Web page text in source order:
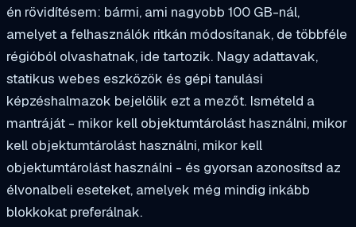
én rövidítésem: bármi, ami nagyobb 100 GB-nál,
amelyet a felhasználók ritkán módosítanak, de többféle
régióból olvashatnak, ide tartozik. Nagy adattavak,
statikus webes eszközök és gépi tanulási
képzéshalmazok bejelölik ezt a mezőt. Ismételd a
mantráját - mikor kell objektumtárolást használni, mikor
kell objektumtárolást használni, mikor kell
objektumtárolást használni - és gyorsan azonosítsd az
élvonalbeli eseteket, amelyek még mindig inkább
blokkokat preferálnak.